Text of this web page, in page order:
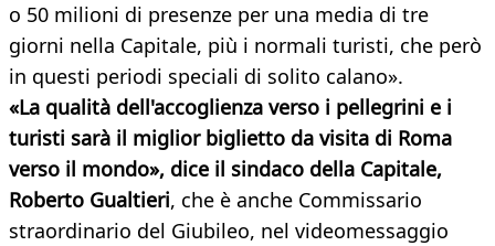
o 50 milioni di presenze per una media di tre
giorni nella Capitale, più i normali turisti, che però
in questi periodi speciali di solito calano».
«La qualità dell'accoglienza verso i pellegrini e i
turisti sarà il miglior biglietto da visita di Roma
verso il mondo», dice il sindaco della Capitale,
Roberto Gualtieri, che è anche Commissario
straordinario del Giubileo, nel videomessaggio